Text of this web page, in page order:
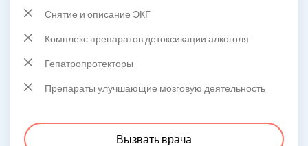
Снятие и описание ЭКГ
Комплекс препаратов детоксикации алкоголя
Гепатропротекторы
Препараты улучшающие мозговую деятельность
Вызвать врача